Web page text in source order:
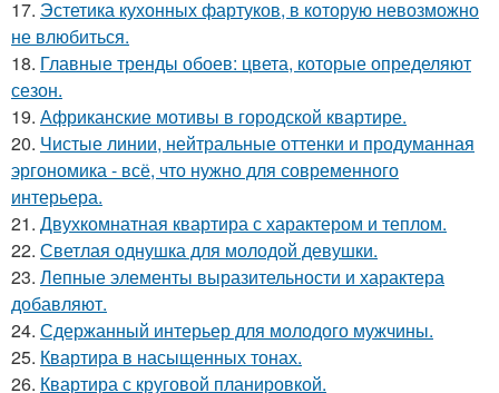
17. Эстетика кухонных фартуков, в которую невозможно
не влюбиться.
18. Главные тренды обоев: цвета, которые определяют
сезон.
19. Африканские мотивы в городской квартире.
20. Чистые линии, нейтральные оттенки и продуманная
эргономика - всё, что нужно для современного
интерьера.
21. Двухкомнатная квартира с характером и теплом.
22. Светлая однушка для молодой девушки.
23. Лепные элементы выразительности и характера
добавляют.
24. Сдержанный интерьер для молодого мужчины.
25. Квартира в насыщенных тонах.
26. Квартира с круговой планировкой.